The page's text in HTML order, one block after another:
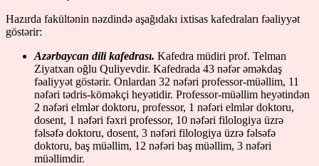
Hazırda fakültənin nəzdində aşağıdakı ixtisas kafedraları fəaliyyət
göstərir:
Azərbaycan dili kafedrası. Kafedra müdiri prof. Telman
Ziyatxan oğlu Quliyevdir. Kafedrada 43 nəfər əməkdaş
fəaliyyət göstərir. Onlardan 32 nəfəri professor-müəllim, 11
nəfəri tədris-köməkçi heyətidir. Professor-müəllim heyətindən
2 nəfəri elmlər doktoru, professor, 1 nəfəri elmlər doktoru,
dosent, 1 nəfəri fəxri professor, 10 nəfəri filologiya üzrə
fəlsəfə doktoru, dosent, 3 nəfəri filologiya üzrə fəlsəfə
doktoru, baş müəllim, 12 nəfəri baş müəllim, 3 nəfəri
müəllimdir.